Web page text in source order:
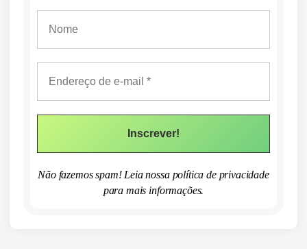
Não fazemos spam! Leia nossa política de privacidade
para mais informações.